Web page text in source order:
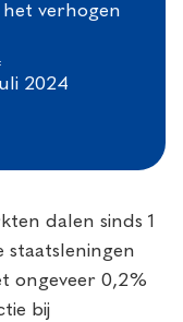
verhogen
2024
dalen sinds 1
staatsleningen
ongeveer 0,2%
bij